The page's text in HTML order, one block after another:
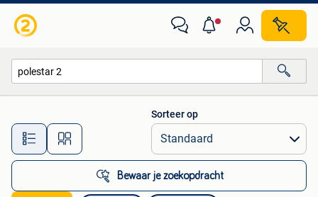
Alle afstanden…
Sorteer op
Bewaar je zoekopdracht